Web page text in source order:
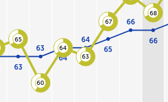
63
63
64
64
65
66
66
65
60
64
63
67
68